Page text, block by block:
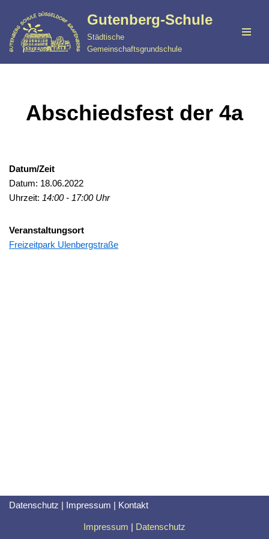
Zum
Inhalt
Gutenberg-Schule
Städtische
Gemeinschaftsgrundschule
Abschiedsfest der 4a
Datum/Zeit
Datum: 18.06.2022
Uhrzeit: 14:00 - 17:00 Uhr
Veranstaltungsort
Freizeitpark Ulenbergstraße
Datenschutz | Impressum | Kontakt
Impressum | Datenschutz